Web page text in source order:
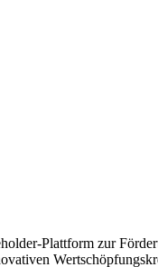
Plattform zur